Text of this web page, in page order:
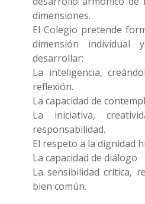
dimensiones.
El Colegio pretende
dimensión individual
desarrollar:
La inteligencia,
reflexión.
La capacidad de
La iniciativa,
responsabilidad.
El respeto a la dignidad
La capacidad de diálogo
La sensibilidad crítica,
bien común.